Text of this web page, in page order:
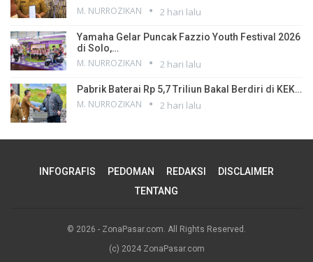
M. NURROZIKAN 2 hari lalu
Yamaha Gelar Puncak Fazzio Youth Festival 2026
di Solo,…
M. NURROZIKAN 2 hari lalu
Pabrik Baterai Rp 5,7 Triliun Bakal Berdiri di KEK…
M. NURROZIKAN 2 hari lalu
INFOGRAFIS PEDOMAN REDAKSI
DISCLAIMER
TENTANG
© 2026 - ZonaPasar.com. All Rights Reserved.
(c) 2024 ZonaPasar.com